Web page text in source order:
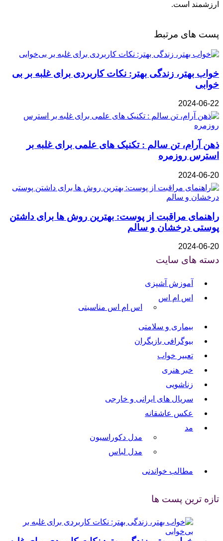
ارزشمند است.
پست های مرتبط
خواب بهتر، زندگی بهتر: نکات کاربردی برای غلبه بر بی‌
خوابی
2024-06-22
ذهن آرام، تن سالم : تکنیک‌ های علمی برای غلبه بر
استرس روزمره
2024-06-20
راهنمای مراقبت از پوست: بهترین روش‌ ها برای داشتن
پوستی درخشان و سالم
2024-06-20
دسته های سایت
آموزش آشپزی
اس ام اس
اس ام اس مناسبتی
بیماری و سلامتی
بیوگرافی بازیگران
تعبیر خواب
خبر هنری
زناشویی
سریال های ایرانی و خارجی
عکس عاشقانه
مد
مدل دکوراسیون
مدل لباس
مطالب خواندنی
تازه ترین پست ها